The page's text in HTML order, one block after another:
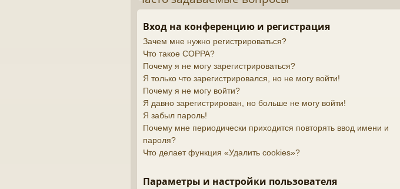
и
Вход на конференцию и регистрация
Зачем мне нужно регистрироваться?
Что такое COPPA?
Почему я не могу зарегистрироваться?
Я только что зарегистрировался, но не могу войти!
Почему я не могу войти?
Я давно зарегистрирован, но больше не могу войти!
Я забыл пароль!
Почему мне периодически приходится повторять ввод имени и
пароля?
Что делает функция «Удалить cookies»?
Параметры и настройки пользователя